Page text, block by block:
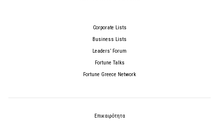
Corporate Lists
Business Lists
Leaders’ Forum
Fortune Talks
Fortune Greece Network
Επικαιρότητα